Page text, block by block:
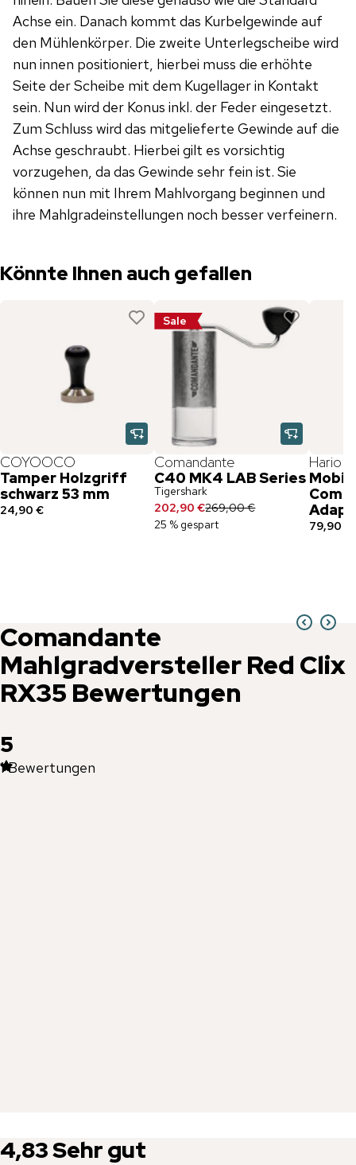
Achse ein. Danach kommt das Kurbelgewinde auf
den Mühlenkörper. Die zweite Unterlegscheibe wird
nun innen positioniert, hierbei muss die erhöhte
Seite der Scheibe mit dem Kugellager in Kontakt
sein. Nun wird der Konus inkl. der Feder eingesetzt.
Zum Schluss wird das mitgelieferte Gewinde auf die
Achse geschraubt. Hierbei gilt es vorsichtig
vorzugehen, da das Gewinde sehr fein ist. Sie
können nun mit Ihrem Mahlvorgang beginnen und
ihre Mahlgradeinstellungen noch besser verfeinern.
Könnte Ihnen auch gefallen
COYOOCO
Tamper Holzgriff
schwarz 53 mm
24,90 €
Sale
Comandante
C40 MK4 LAB Series
Tigershark
202,90 €269,00 €
25 % gespart
Hario
79,90 €
Comandante
Mahlgradversteller Red Clix
RX35 Bewertungen
5
1Bewertungen
4,83Sehr gut